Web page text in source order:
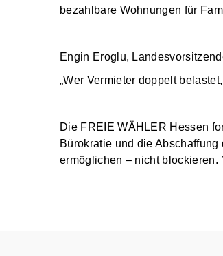
bezahlbare Wohnungen für
Engin Eroglu,
„Wer Vermieter doppelt
Die FREIE WÄHLER Hessen
Bürokratie und die
ermöglichen – nicht